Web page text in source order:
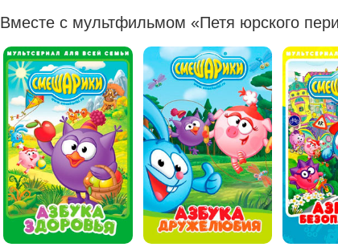
Вместе с мультфильмом «Петя юрского